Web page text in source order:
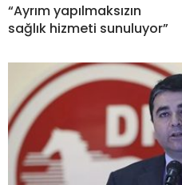
“Ayrım yapılmaksızın
sağlık hizmeti sunuluyor”